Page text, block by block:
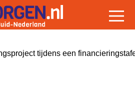
tijdens een